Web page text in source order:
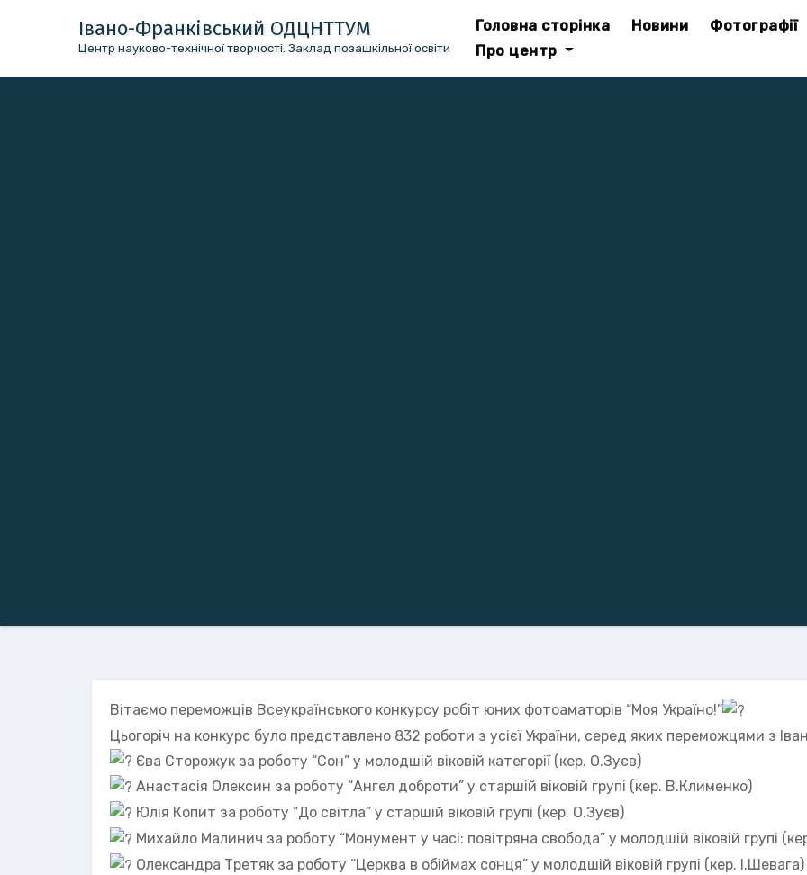
Івано-Франківський ОДЦНТТУМ
Центр науково-технічної творчості. Заклад позашкільної освіти
Головна сторінка Новини Фотографії
Про центр
Вітаємо переможців Всеукраїнського конкурсу робіт юних фотоаматорів “Моя Україно!”
Цьогоріч на конкурс було представлено 832 роботи з усієї України, серед яких переможцями з
Єва Сторожук за роботу “Сон” у молодшій віковій категорії (кер. О.Зуєв)
Анастасія Олексин за роботу “Ангел доброти” у старшій віковій групі (кер. В.Клименко)
Юлія Копит за роботу “До світла” у старшій віковій групі (кер. О.Зуєв)
Михайло Малинич за роботу “Монумент у часі: повітряна свобода” у молодшій віковій групі
Олександра Третяк за роботу “Церква в обіймах сонця” у молодшій віковій групі (кер. І.Шевага)